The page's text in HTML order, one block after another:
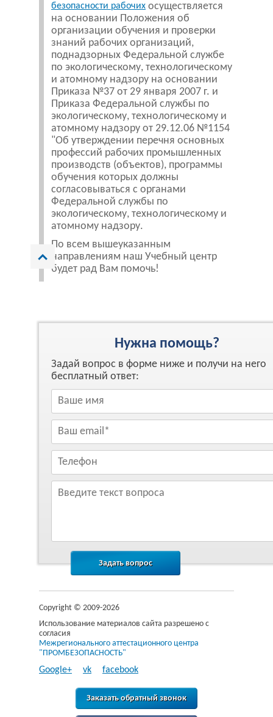
безопасности рабочих осуществляется
на основании Положения об
организации обучения и проверки
знаний рабочих организаций,
поднадзорных Федеральной службе
по экологическому, технологическому
и атомному надзору на основании
Приказа №37 от 29 января 2007 г. и
Приказа Федеральной службы по
экологическому, технологическому и
атомному надзору от 29.12.06 №1154
"Об утверждении перечня основных
профессий рабочих промышленных
производств (объектов), программы
обучения которых должны
согласовываться с органами
Федеральной службы по
экологическому, технологическому и
атомному надзору.
По всем вышеуказанным
направлениям наш Учебный центр
будет рад Вам помочь!
Нужна помощь?
Задай вопрос в форме ниже и получи на него
бесплатный ответ:
Copyright © 2009-2026
Использование материалов сайта разрешено с
согласия
Межрегионального аттестационного центра
"ПРОМБЕЗОПАСНОСТЬ"
Google+ vk facebook
Заказать обратный звонок